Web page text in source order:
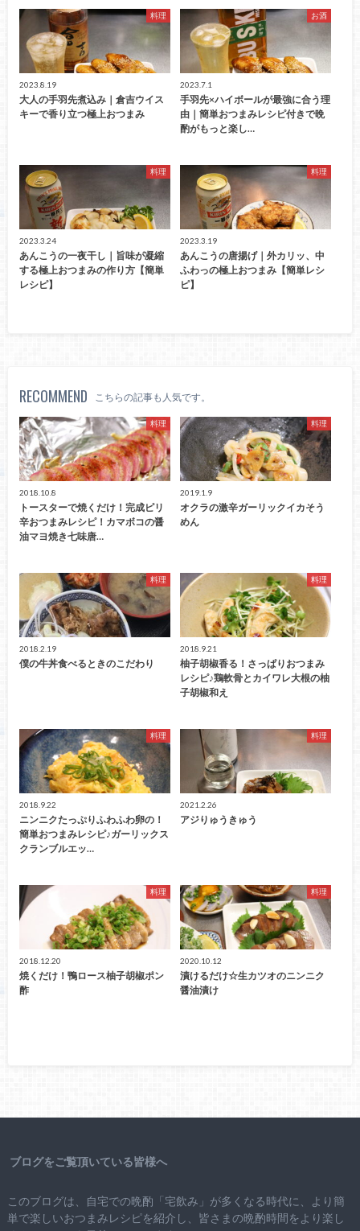
料理
2023.8.19
大人の手羽先煮込み｜倉吉ウイス
キーで香り立つ極上おつまみ
お酒
2023.7.1
手羽先×ハイボールが最強に合う理
由｜簡単おつまみレシピ付きで晩
酌がもっと楽し…
料理
2023.3.24
あんこうの一夜干し｜旨味が凝縮
する極上おつまみの作り方【簡単
レシピ】
料理
2023.3.19
あんこうの唐揚げ｜外カリッ、中
ふわっの極上おつまみ【簡単レシ
ピ】
RECOMMEND こちらの記事も人気です。
料理
2018.10.8
トースターで焼くだけ！完成ピリ
辛おつまみレシピ！カマボコの醤
油マヨ焼き七味唐…
料理
2019.1.9
オクラの激辛ガーリックイカそう
めん
料理
2018.2.19
僕の牛丼食べるときのこだわり
料理
2018.9.21
柚子胡椒香る！さっぱりおつまみ
レシピ♪鶏軟骨とカイワレ大根の柚
子胡椒和え
料理
2018.9.22
ニンニクたっぷりふわふわ卵の！
簡単おつまみレシピ♪ガーリックス
クランブルエッ…
料理
2021.2.26
アジりゅうきゅう
料理
2018.12.20
焼くだけ！鴨ロース柚子胡椒ポン
酢
料理
2020.10.12
漬けるだけ☆生カツオのニンニク
醤油漬け
ブログをご覧頂いている皆様へ
このブログは、自宅での晩酌「宅飲み」が多くなる時代に、より簡
単で楽しいおつまみレシピを紹介し、皆さまの晩酌時間をより楽し